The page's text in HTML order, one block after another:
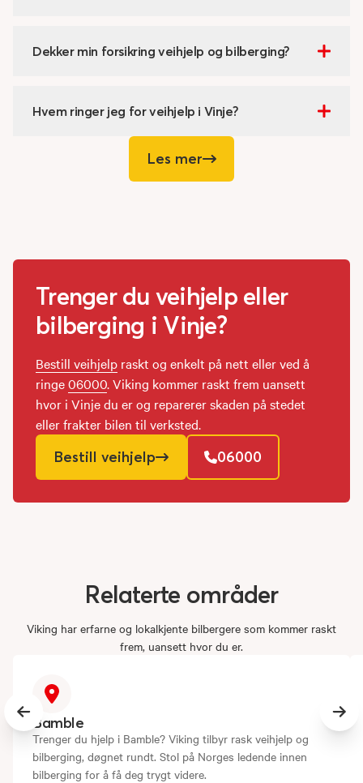
Dekker min forsikring veihjelp og bilberging?
Hvem ringer jeg for veihjelp i Vinje?
Les mer
Trenger du veihjelp eller
bilberging i Vinje?
Bestill veihjelp raskt og enkelt på nett eller ved å
ringe06000. Viking kommer raskt frem uansett
hvor i Vinje du er og reparerer skaden på stedet
eller frakter bilen til verksted.
Bestill veihjelp 06000
Relaterte områder
Viking har erfarne og lokalkjente bilbergere som kommer raskt
frem, uansett hvor du er.
Bamble
Trenger du hjelp i Bamble? Viking tilbyr rask veihjelp og
bilberging, døgnet rundt. Stol på Norges ledende innen
bilberging for å få deg trygt videre.
Previous slide